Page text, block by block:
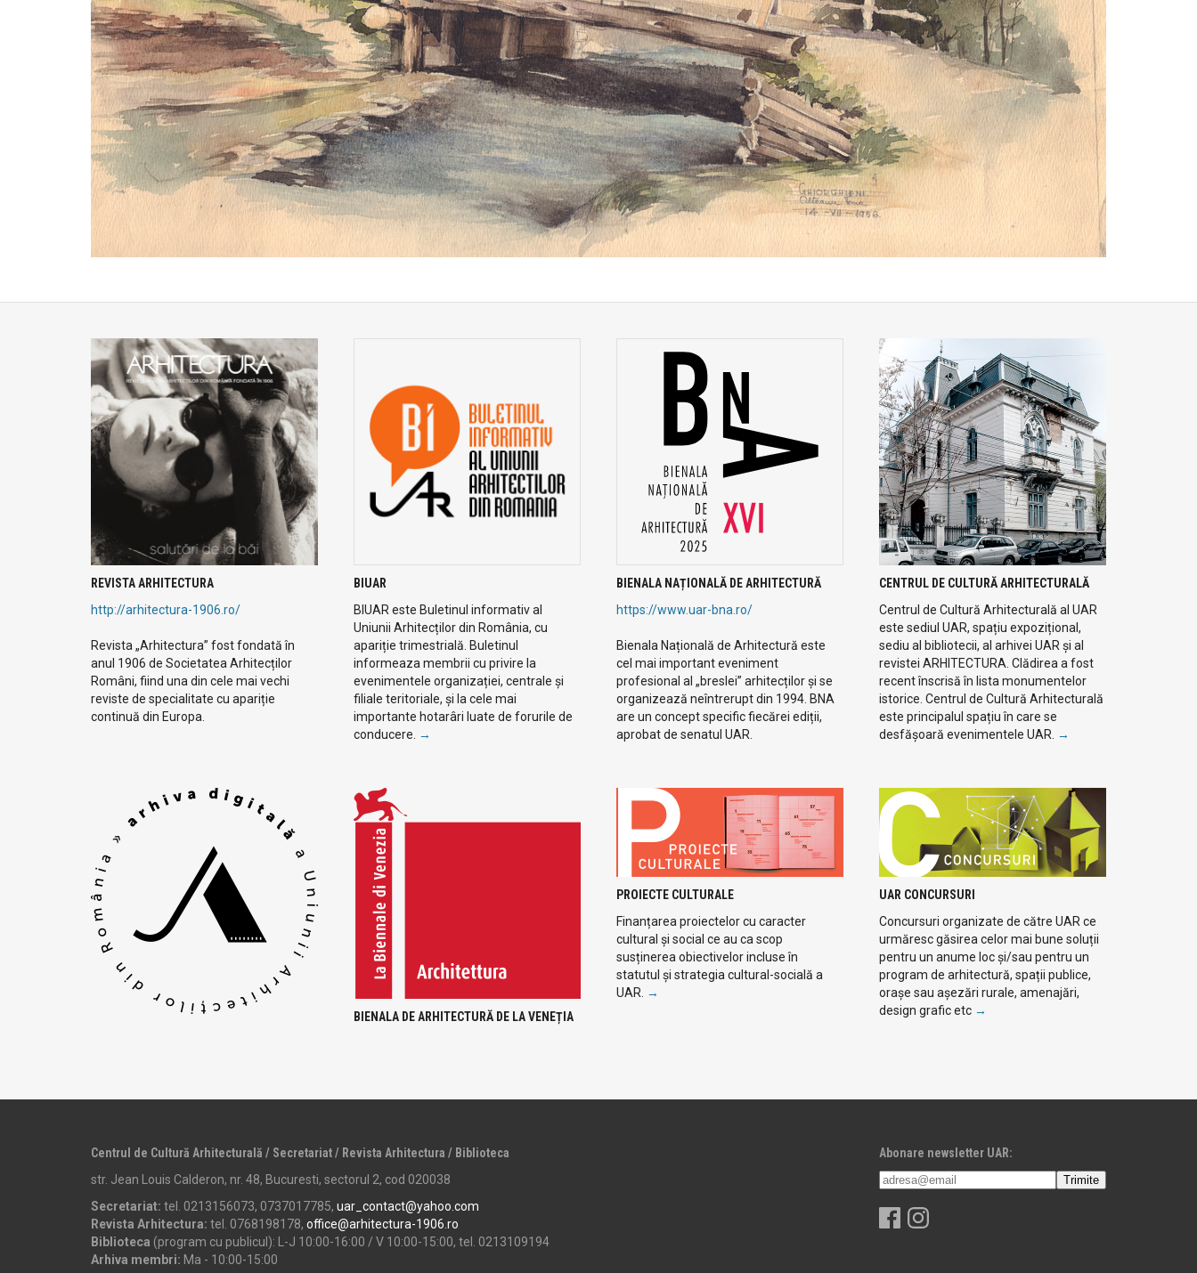
REVISTA ARHITECTURA
http://arhitectura-1906.ro/
Revista „Arhitectura” fost fondată în
anul 1906 de Societatea Arhitecților
Români, fiind una din cele mai vechi
reviste de specialitate cu apariție
continuă din Europa.
BIUAR
BIUAR este Buletinul informativ al
Uniunii Arhitecților din România, cu
apariție trimestrială. Buletinul
informeaza membrii cu privire la
evenimentele organizației, centrale și
filiale teritoriale, și la cele mai
importante hotarâri luate de forurile de
conducere. →
BIENALA NAȚIONALĂ DE ARHITECTURĂ
https://www.uar-bna.ro/
Bienala Națională de Arhitectură este
cel mai important eveniment
profesional al „breslei” arhitecților și se
organizează neîntrerupt din 1994. BNA
are un concept specific fiecărei ediții,
aprobat de senatul UAR.
CENTRUL DE CULTURĂ ARHITECTURALĂ
Centrul de Cultură Arhitecturală al UAR
este sediul UAR, spațiu expozițional,
sediu al bibliotecii, al arhivei UAR și al
revistei ARHITECTURA. Clădirea a fost
recent înscrisă în lista monumentelor
istorice. Centrul de Cultură Arhitecturală
este principalul spațiu în care se
desfășoară evenimentele UAR. →
BIENALA DE ARHITECTURĂ DE LA VENEȚIA
PROIECTE CULTURALE
Finanțarea proiectelor cu caracter
cultural și social ce au ca scop
susținerea obiectivelor incluse în
statutul și strategia cultural-socială a
UAR. →
UAR CONCURSURI
Concursuri organizate de către UAR ce
urmăresc găsirea celor mai bune soluții
pentru un anume loc și/sau pentru un
program de arhitectură, spații publice,
orașe sau așezări rurale, amenajări,
design grafic etc →
Centrul de Cultură Arhitecturală / Secretariat / Revista Arhitectura / Biblioteca
str. Jean Louis Calderon, nr. 48, Bucuresti, sectorul 2, cod 020038
Secretariat: tel. 0213156073, 0737017785, uar_contact@yahoo.com
Revista Arhitectura: tel. 0768198178, office@arhitectura-1906.ro
Biblioteca (program cu publicul): L-J 10:00-16:00 / V 10:00-15:00, tel. 0213109194
Arhiva membri: Ma - 10:00-15:00
Abonare newsletter UAR: